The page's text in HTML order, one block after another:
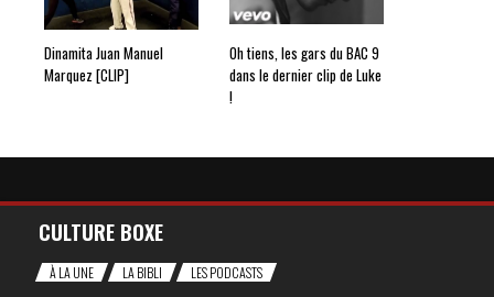
Dinamita Juan Manuel
Marquez [CLIP]
Oh tiens, les gars du BAC 9
dans le dernier clip de Luke
!
CULTURE BOXE
À LA UNE LA BIBLI
LES PODCASTS